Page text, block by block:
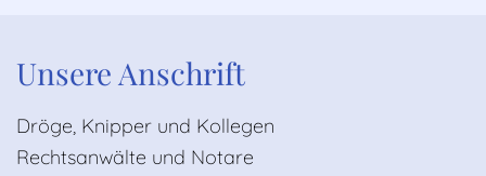
Unsere Anschrift
Dröge, Knipper und Kollegen
Rechtsanwälte und Notare